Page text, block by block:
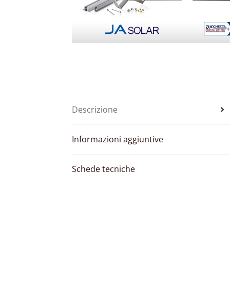
Descrizione
Informazioni aggiuntive
Schede tecniche